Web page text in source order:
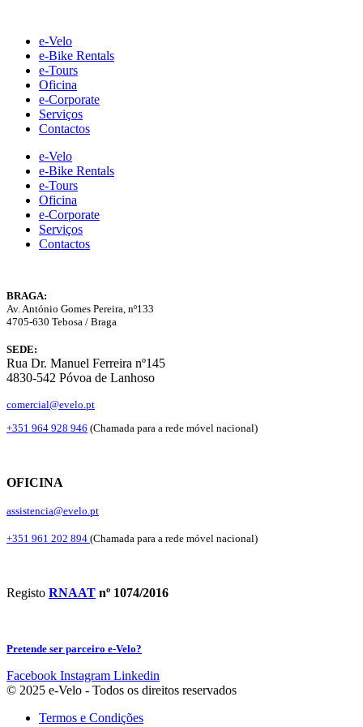
contente-Velo
e-Bike Rentals
e-Tours
Oficina
e-Corporate
Serviços
Contactos
e-Velo
e-Bike Rentals
e-Tours
Oficina
e-Corporate
Serviços
Contactos
BRAGA:
Av. António Gomes Pereira, nº133
4705-630 Tebosa / Braga
SEDE:
Rua Dr. Manuel Ferreira nº145
4830-542 Póvoa de Lanhoso
comercial@evelo.pt
+351 964 928 946 (Chamada para a rede móvel nacional)
OFICINA
assistencia@evelo.pt
+351 961 202 894 (Chamada para a rede móvel nacional)
Registo RNAAT nº 1074/2016
Pretende ser parceiro e-Velo?
Facebook Instagram Linkedin
© 2025 e-Velo - Todos os direitos reservados
Termos e Condições